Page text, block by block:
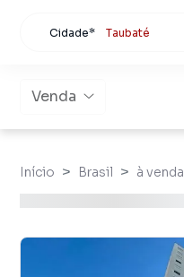
Cidade* Taubaté
Venda
Início Brasil à venda